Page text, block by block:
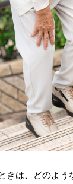
きは、どのよう